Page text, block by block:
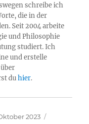
schreibe ich
die in der
Seit 2004 arbeite
und Philosophie
studiert. Ich
und erstelle
duhier.
2023